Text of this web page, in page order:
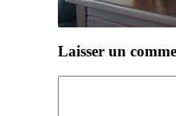
Laisser un